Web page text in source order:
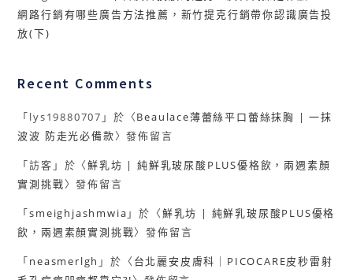
網路行銷有哪些廣告方法推薦，新竹提克行銷帶你認識廣告投
放(下)
Recent Comments
「lys19880707 」於〈Beaulace薄蕾絲平口蕾絲抹胸 | 一抹
波波 防走光必備款〉發佈留言
「訪客 」於〈鮮乳坊 | 純鮮乳玻尿酸PLUS優格飲，兩週素顏
實測挑戰〉發佈留言
「smeighjashmwia 」於〈鮮乳坊 | 純鮮乳玻尿酸PLUS優格
飲，兩週素顏實測挑戰〉發佈留言
「neasmerlgh 」於〈 台北麗安皮膚科｜PICOCARE皮秒雷射